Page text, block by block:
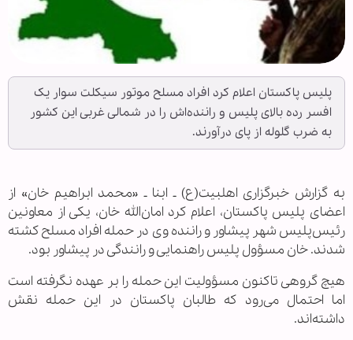
پلیس پاکستان اعلام کرد افراد مسلح موتور سیکلت سوار یک
افسر رده بالای پلیس و راننده‌اش را در شمالی غربی این کشور
به ضرب گلوله از پای درآورند.
به گزارش خبرگزاری اهل‏بیت(ع) ـ ابنا ـ «محمد ابراهیم خان» از
اعضای پلیس پاکستان، اعلام کرد امان‌الله خان، یکی از معاونین
رئیس‌پلیس شهر پیشاور و راننده وی در حمله افراد مسلح کشته
شدند. خان مسؤول پلیس راهنمایی و رانندگی در پیشاور بود.
هیچ گروهی تاکنون مسؤولیت این حمله را بر عهده نگرفته است
اما احتمال می‌رود که طالبان پاکستان در این حمله نقش
داشته‌اند.